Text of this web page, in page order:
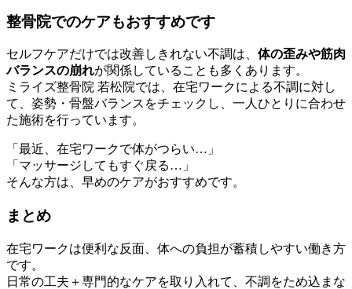
整骨院でのケアもおすすめです
セルフケアだけでは改善しきれない不調は、 体の歪みや筋肉
バランスの崩れが関係していることも多くあります。
ミライズ整骨院 若松院では、在宅ワークによる不調に対し
て、姿勢・骨盤バランスをチェックし、一人ひとりに合わせ
た施術を行っています。
「最近、在宅ワークで体がつらい…」
「マッサージしてもすぐ戻る…」
そんな方は、早めのケアがおすすめです。
まとめ
在宅ワークは便利な反面、体への負担が蓄積しやすい働き方
です。
日常の工夫＋専門的なケアを取り入れて、不調をため込まな